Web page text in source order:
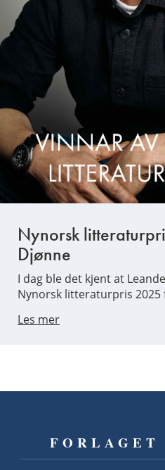
Nynorsk
Djønne
I dag ble det kjent at
Nynorsk litteraturpris 2025
Les mer
FORLAGET